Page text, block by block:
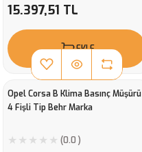
15.397,51 TL
EKLE
Opel Corsa B Klima Basınç Müşürü
4 Fişli Tip Behr Marka
(0.0 )